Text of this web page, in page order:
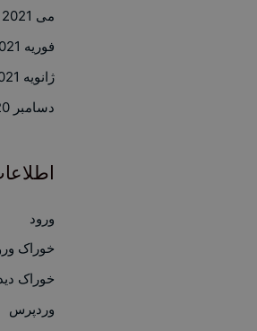
می 2021
فوریه 2021
ژانویه 2021
دسامبر 2020
ورود
خوراک
خوراک
وردپرس